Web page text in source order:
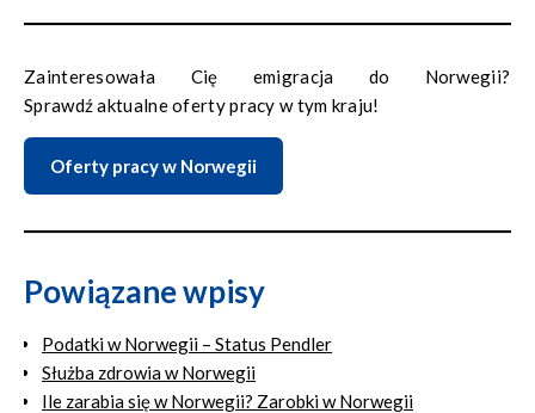
Zainteresowała Cię emigracja do Norwegii?
Sprawdź aktualne oferty pracy w tym kraju!
Oferty pracy w Norwegii
Powiązane wpisy
Podatki w Norwegii – Status Pendler
Służba zdrowia w Norwegii
Ile zarabia się w Norwegii? Zarobki w Norwegii